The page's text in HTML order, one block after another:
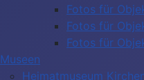
Fotos für
Fotos für
Fotos für
Museen
Heimatmuseum